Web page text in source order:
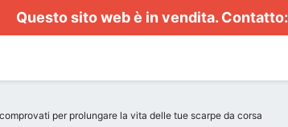
Questo sito web è in vendita. Contatto:
per prolungare la vita delle tue scarpe da corsa